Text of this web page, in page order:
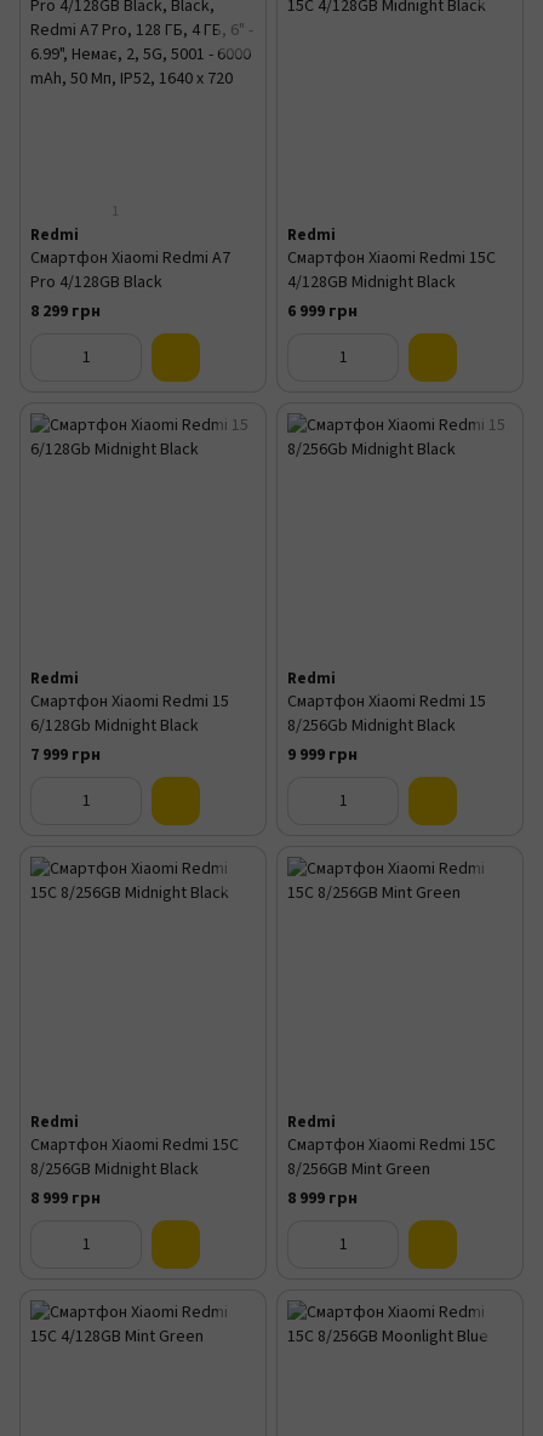
1
Redmi
Смартфон Xiaomi Redmi A7
Pro 4/128GB Black
8 299 грн
Redmi
Смартфон Xiaomi Redmi 15C
4/128GB Midnight Black
6 999 грн
Redmi
Смартфон Xiaomi Redmi 15
6/128Gb Midnight Black
7 999 грн
Redmi
Смартфон Xiaomi Redmi 15
8/256Gb Midnight Black
9 999 грн
Redmi
Смартфон Xiaomi Redmi 15C
8/256GB Midnight Black
8 999 грн
Redmi
Смартфон Xiaomi Redmi 15C
8/256GB Mint Green
8 999 грн